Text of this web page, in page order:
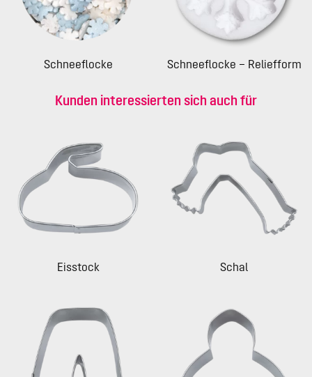
Schneeflocke Schneeflocke – Reliefform
Kunden interessierten sich auch für
Eisstock Schal